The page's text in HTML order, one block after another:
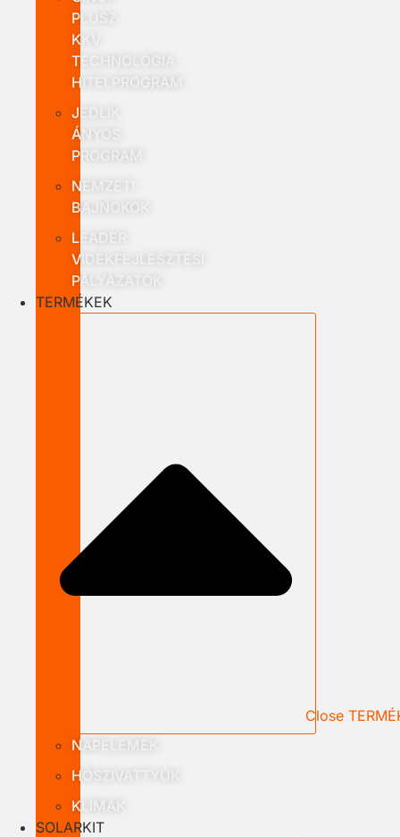
PLUSZ
KKV
TECHNOLÓGIA
HITELPROGRAM
JEDLIK
ÁNYOS
PROGRAM
NEMZETI
BAJNOKOK
LEADER
VIDÉKFEJLESZTÉSI
PÁLYÁZATOK
TERMÉKEK
Close
NAPELEMEK
HŐSZIVATTYÚK
KLÍMÁK
SOLARKIT